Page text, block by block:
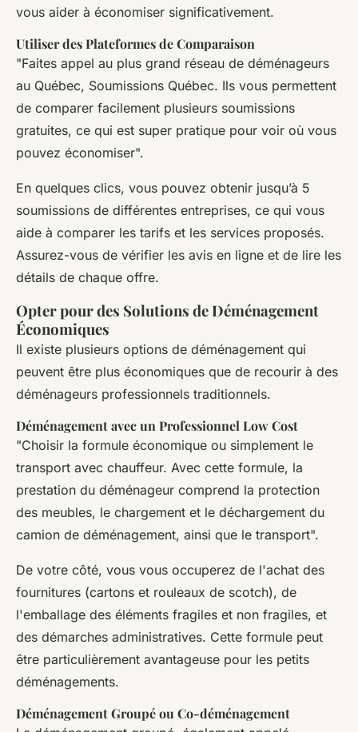
vous aider à économiser significativement.
Utiliser des Plateformes de Comparaison
"Faites appel au plus grand réseau de déménageurs
au Québec, Soumissions Québec. Ils vous permettent
de comparer facilement plusieurs soumissions
gratuites, ce qui est super pratique pour voir où vous
pouvez économiser".
En quelques clics, vous pouvez obtenir jusqu’à 5
soumissions de différentes entreprises, ce qui vous
aide à comparer les tarifs et les services proposés.
Assurez-vous de vérifier les avis en ligne et de lire les
détails de chaque offre.
Opter pour des Solutions de Déménagement
Économiques
Il existe plusieurs options de déménagement qui
peuvent être plus économiques que de recourir à des
déménageurs professionnels traditionnels.
Déménagement avec un Professionnel Low Cost
"Choisir la formule économique ou simplement le
transport avec chauffeur. Avec cette formule, la
prestation du déménageur comprend la protection
des meubles, le chargement et le déchargement du
camion de déménagement, ainsi que le transport".
De votre côté, vous vous occuperez de l'achat des
fournitures (cartons et rouleaux de scotch), de
l'emballage des éléments fragiles et non fragiles, et
des démarches administratives. Cette formule peut
être particulièrement avantageuse pour les petits
déménagements.
Déménagement Groupé ou Co-déménagement